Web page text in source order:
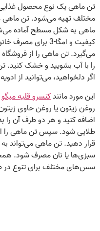
تن ماهی یک نوع محصول
مختلف تهیه می‌شود. تن ماهی
ماهی به شکل مسطح آماده
کیفیت و امگا-3
می‌گیرد. تن ماهی را از
را با آب بشویید و خشک کنید.
اگر دلخواهید، می‌توانید از
این مورد مانندکنسرو قلیه میگو
روغن زیتون یا روغن حاوی
اضافه کنید و هر دو طرف آن
طلایی شود. سپس تن ماهی را
قرار دهید. تن ماهی می‌تواند
سبزی‌ها یا نان مصرف شود.
سس‌های مختلف برای تنوع در